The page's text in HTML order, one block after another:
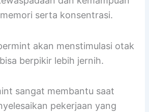
serta konsentrasi.
akan menstimulasi otak
berpikir lebih jernih.
sangat membantu saat
pekerjaan yang